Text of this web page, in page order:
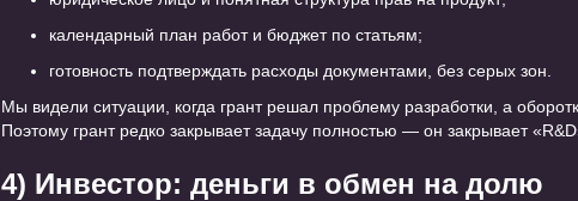
календарный план работ и бюджет по статьям;
готовность подтверждать расходы документами, без серых зон.
Мы видели ситуации, когда грант решал проблему разработки, а
Поэтому грант редко закрывает задачу полностью — он закрывает
4) Инвестор: деньги в обмен на долю